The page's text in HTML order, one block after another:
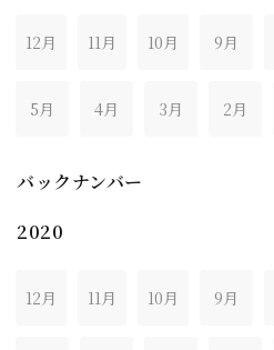
12月 11月 10月 9月
5月 4月 3月 2月
バックナンバー
2020
12月 11月 10月 9月